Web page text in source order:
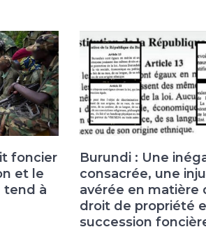
foncier
et le
tend à
Burundi : Une
consacrée, une
avérée en matière
droit de propriété
succession